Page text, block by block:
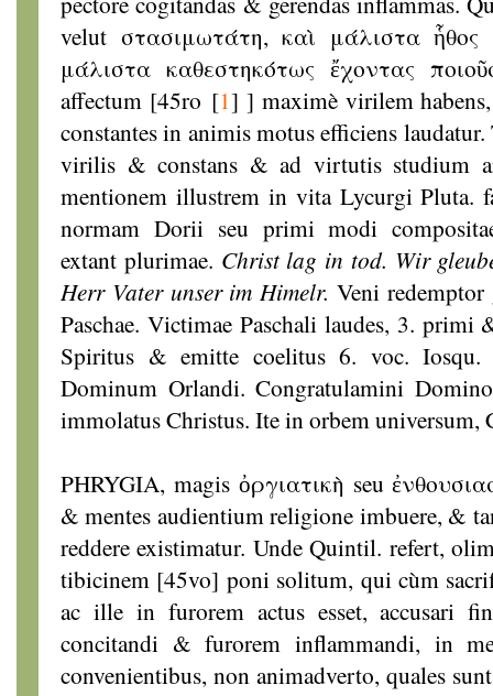
velut στασιμωτάτη, καὶ μάλιστα ἧθος
μάλιστα καθεστηκότως ἔχοντας
affectum [45ro [1] ] maximè virilem
constantes in animis motus efficiens
virilis & constans & ad virtutis studium
mentionem illustrem in vita Lycurgi Pluta.
normam Dorii seu primi modi
extant plurimae. Christ lag in tod. Wir
Herr Vater unser im Himelr. Veni
Paschae. Victimae Paschali laudes, 3. primi
Spiritus & emitte coelitus 6. voc. Iosqu.
Dominum Orlandi. Congratulamini
immolatus Christus. Ite in orbem universum,
PHRYGIA, magis ὀργιατικὴ seu
& mentes audientium religione imbuere, &
reddere existimatur. Unde Quintil. refert,
tibicinem [45vo] poni solitum, qui cùm
ac ille in furorem actus esset, accusari
concitandi & furorem inflammandi, in
convenientibus, non animadverto, quales